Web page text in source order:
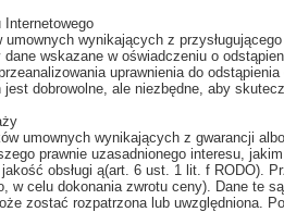
wynikających z
wskazane w oświadczeniu o
uprawnienia do
dobrowolne, ale niezbędne, aby
umownych wynikających z gwarancji
prawnie uzasadnionego interesu,
obsługi ą(art. 6 ust. 1 lit. f RODO).
w celu dokonania zwrotu ceny). Dane
zostać rozpatrzona lub uwzględniona.